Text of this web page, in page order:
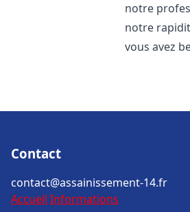
notre
notre
vous avez
Contact
contact@assainissement-14.fr
Accueil Informations